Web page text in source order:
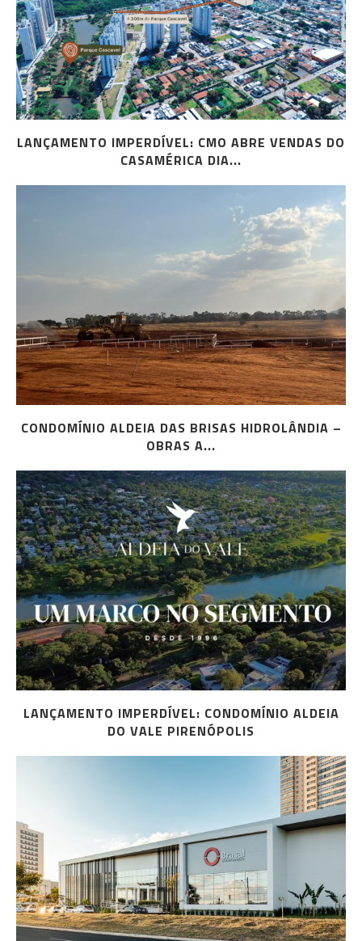
LANÇAMENTO IMPERDÍVEL: CMO ABRE VENDAS DO
CASAMÉRICA DIA...
CONDOMÍNIO ALDEIA DAS BRISAS HIDROLÂNDIA –
OBRAS A...
LANÇAMENTO IMPERDÍVEL: CONDOMÍNIO ALDEIA
DO VALE PIRENÓPOLIS